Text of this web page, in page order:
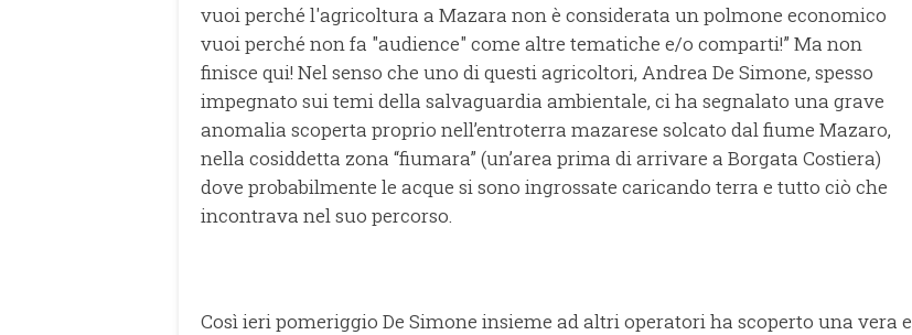
vuoi perché l'agricoltura a Mazara non è considerata un polmone economico
vuoi perché non fa "audience" come altre tematiche e/o comparti!” Ma non
finisce qui! Nel senso che uno di questi agricoltori, Andrea De Simone, spesso
impegnato sui temi della salvaguardia ambientale, ci ha segnalato una grave
anomalia scoperta proprio nell’entroterra mazarese solcato dal fiume Mazaro,
nella cosiddetta zona “fiumara” (un’area prima di arrivare a Borgata Costiera)
dove probabilmente le acque si sono ingrossate caricando terra e tutto ciò che
incontrava nel suo percorso.
Così ieri pomeriggio De Simone insieme ad altri operatori ha scoperto una vera e